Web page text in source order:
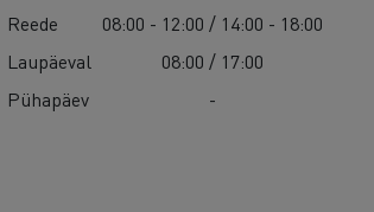
Reede
08:00 - 12:00 / 14:00 - 18:00
Laupäeval
08:00 / 17:00
Pühapäev
-